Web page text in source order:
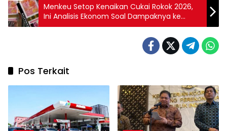
Menkeu Setop Kenaikan Cukai Rokok 2026,
Ini Analisis Ekonom Soal Dampaknya ke
Industri
Pos Terkait